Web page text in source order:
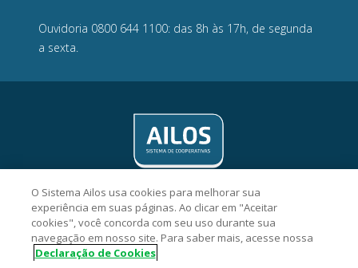
Ouvidoria 0800 644 1100: das 8h às 17h, de segunda
a sexta.
Crevisc Cooperativa de Crédito - CNPJ 10.143.743/0001-74
Rua Antônio Zimmermann, 214, Centro, CEP 89270-000,
O Sistema Ailos usa cookies para melhorar sua
experiência em suas páginas. Ao clicar em "Aceitar
cookies", você concorda com seu uso durante sua
navegação em nosso site. Para saber mais, acesse nossa
Declaração de Cookies